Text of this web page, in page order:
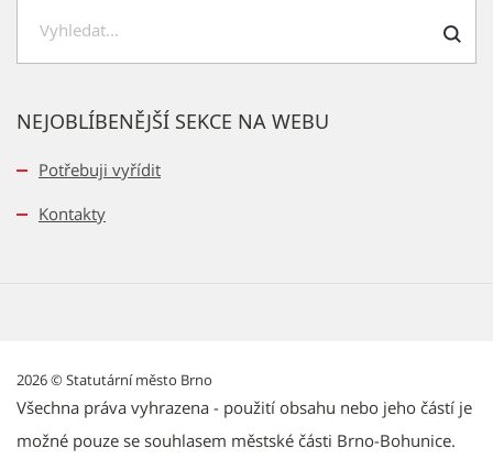
NEJOBLÍBENĚJŠÍ SEKCE NA WEBU
Potřebuji vyřídit
Kontakty
e
2026 © Statutární město Brno
Všechna práva vyhrazena - použití obsahu nebo jeho částí je
možné pouze se souhlasem městské části Brno-Bohunice.